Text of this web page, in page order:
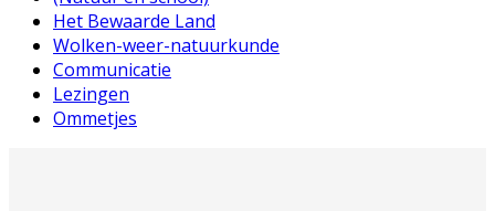
Het Bewaarde Land
Wolken-weer-natuurkunde
Communicatie
Lezingen
Ommetjes